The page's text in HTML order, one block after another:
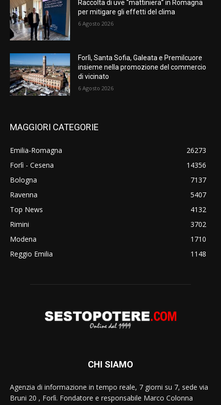
Raccolta di uve “mattiniera” in Romagna
per mitigare gli effetti del clima
6 Agosto 2026
Forlì, Santa Sofia, Galeata e Premilcuore
insieme nella promozione del commercio
di vicinato
6 Agosto 2026
MAGGIORI CATEGORIE
Emilia-Romagna
26273
Forlì - Cesena
14356
Bologna
7137
Ravenna
5407
Top News
4132
Rimini
3702
Modena
1710
Reggio Emilia
1148
CHI SIAMO
Agenzia di informazione in tempo reale, 7 giorni su 7, sede via
Bruni 20 , Forlì. Fondatore e responsabile Marco Colonna